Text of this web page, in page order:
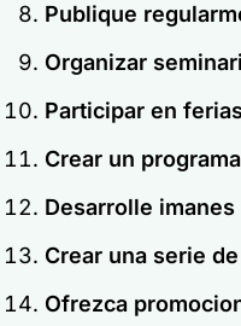
Publique
Organizar
Participar en
Crear un
Desarrolle
Crear una serie
Ofrezca